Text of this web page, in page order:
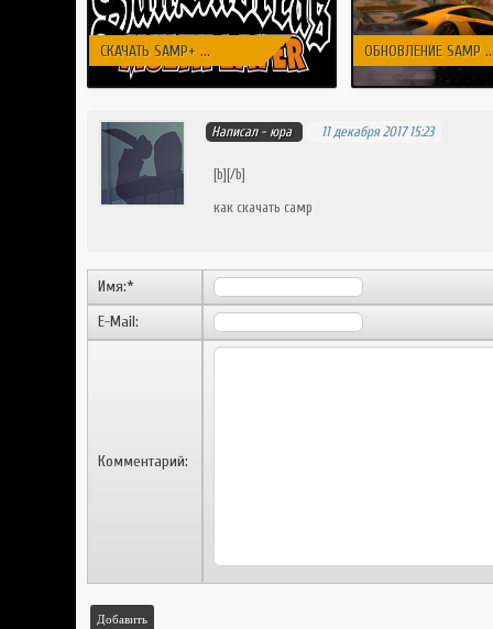
СКАЧАТЬ SAMP+ ... ОБНОВЛЕНИЕ SAMP
Написал - юра 11 декабря 2017 15:23
[b][/b]
как скачать самр
Имя:*
E-Mail:
Комментарий:
Добавить